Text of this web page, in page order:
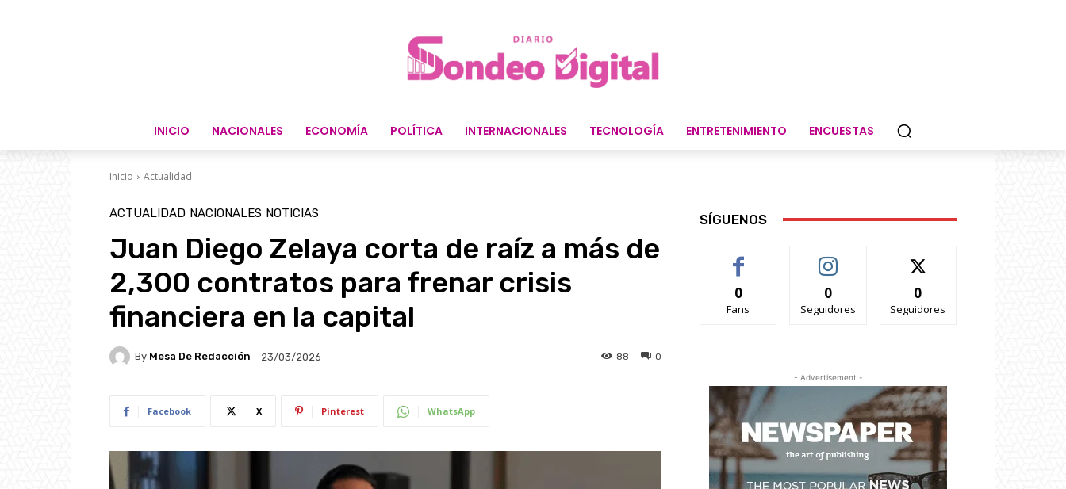
INICIO NACIONALES ECONOMÍA POLÍTICA INTERNACIONALES TECNOLOGÍA ENTRETENIMIENTO ENCUESTAS
Inicio Actualidad
ACTUALIDAD NACIONALES NOTICIAS
Juan Diego Zelaya corta de raíz a más de
2,300 contratos para frenar crisis
financiera en la capital
By Mesa De Redacción 23/03/2026 0
88
Facebook X Pinterest WhatsApp
SÍGUENOS
0
Fans
0
Seguidores
0
Seguidores
- Advertisement -